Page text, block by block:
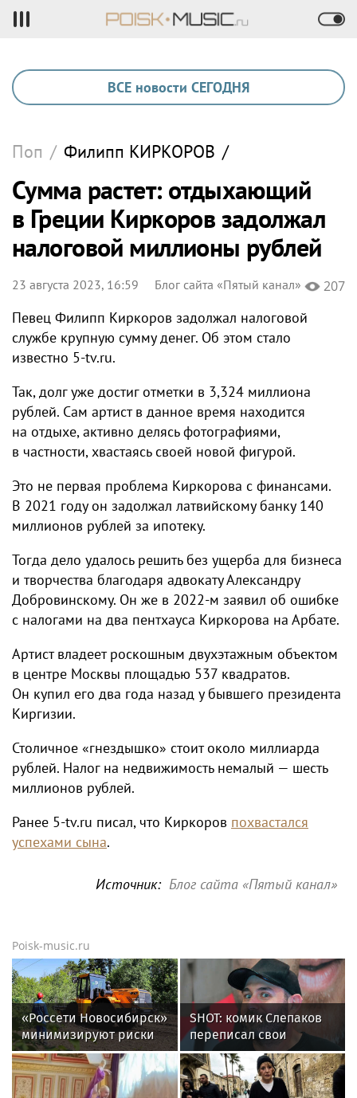
ВСЕ новости СЕГОДНЯ
Поп / Филипп КИРКОРОВ /
Сумма растет: отдыхающий
в Греции Киркоров задолжал
налоговой миллионы рублей
23 августа 2023, 16:59 Блог сайта «Пятый канал» 207
Певец Филипп Киркоров задолжал налоговой
службе крупную сумму денег. Об этом стало
известно 5-tv.ru.
Так, долг уже достиг отметки в 3,324 миллиона
рублей. Сам артист в данное время находится
на отдыхе, активно делясь фотографиями,
в частности, хвастаясь своей новой фигурой.
Это не первая проблема Киркорова с финансами.
В 2021 году он задолжал латвийскому банку 140
миллионов рублей за ипотеку.
Тогда дело удалось решить без ущерба для бизнеса
и творчества благодаря адвокату Александру
Добровинскому. Он же в 2022-м заявил об ошибке
с налогами на два пентхауса Киркорова на Арбате.
Артист владеет роскошным двухэтажным объектом
в центре Москвы площадью 537 квадратов.
Он купил его два года назад у бывшего президента
Киргизии.
Столичное «гнездышко» стоит около миллиарда
рублей. Налог на недвижимость немалый — шесть
миллионов рублей.
Ранее 5-tv.ru писал, что Киркоров похвастался
успехами сына.
Источник: Блог сайта «Пятый канал»
Poisk-music.ru
«Россети Новосибирск»
минимизируют риски
повреждений ЛЭП за
счет масштабной
расчистки просек
SHOT: комик Слепаков
переписал свои
квартиры в РФ на
родителей после
переезда